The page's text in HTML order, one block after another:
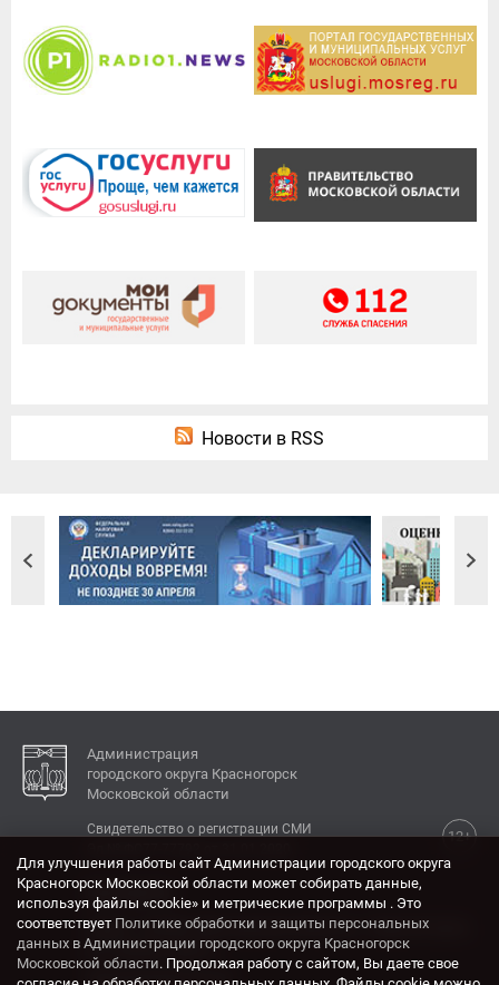
Новости в RSS
Администрация
городского округа Красногорск
Московской области
12+
Свидетельство о регистрации СМИ
КОНТАКТЫ
Адрес: 143404, Московская область, г. Красногорск,
ул. Ленина, дом 4.
Электронная почта:
Для улучшения работы сайт Администрации городского округа
Красногорск Московской области может собирать данные,
используя файлы «cookie» и метрические программы . Это
соответствует Политике обработки и защиты персональных
данных в Администрации городского округа Красногорск
Московской области. Продолжая работу с сайтом, Вы даете свое